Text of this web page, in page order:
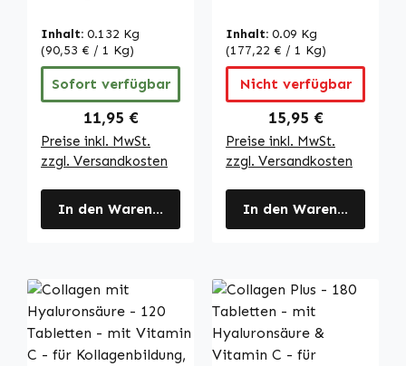
Knochen,
Muskeln, Zähne
uvm. - vegan |
Warnke
Vitalstoffe
Inhalt: 0.132 Kg
(90,53 € / 1 Kg)
Sofort verfügbar
Regulärer Preis:
11,95 €
Preise inkl. MwSt.
zzgl. Versandkosten
In den Warenkorb
Inhalt: 0.09 Kg
(177,22 € / 1 Kg)
Nicht verfügbar
Regulärer Preis:
15,95 €
Preise inkl. MwSt.
zzgl. Versandkosten
In den Warenkorb